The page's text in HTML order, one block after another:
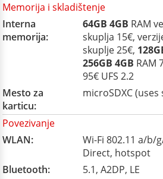
Memorija i skladištenje
Interna
memorija:
64GB 4GB RAM
skuplja 15€,
skuplje 25€,
256GB 4GB RAM
95€ UFS 2.2
Mesto za
karticu:
microSDXC
Povezivanje
WLAN:
Wi-Fi 802.11 a/b/
Direct, hotspot
Bluetooth:
5.1, A2DP, LE